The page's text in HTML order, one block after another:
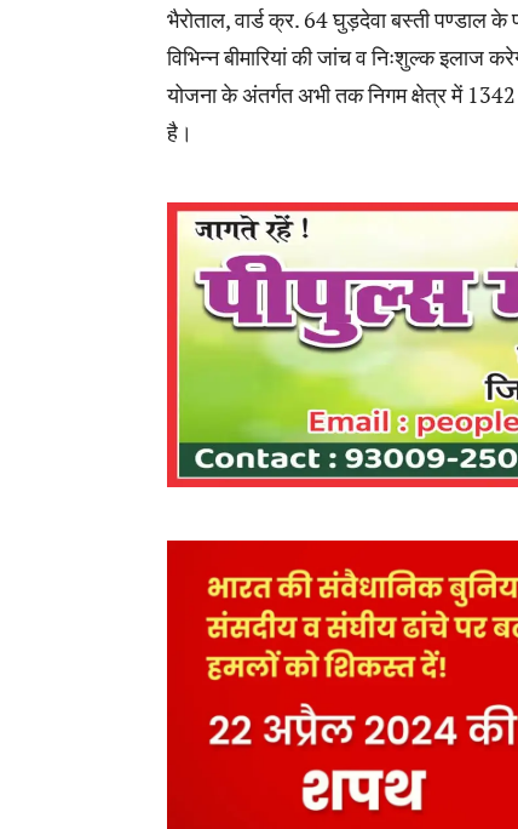
भैरोताल, वार्ड क्र. 64 घुड़देवा बस्ती पण्डाल
विभिन्न बीमारियां की जांच व निःशुल्क इलाज
योजना के अंतर्गत अभी तक निगम क्षेत्र में 1342
है।